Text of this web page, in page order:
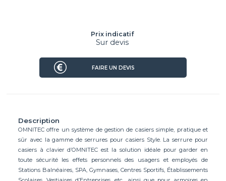
Description
OMNITEC offre un système de gestion de casiers simple, pratique et
sûr avec la gamme de serrures pour casiers Style. La serrure pour
casiers à clavier d’OMNITEC est la solution idéale pour garder en
toute sécurité les effets personnels des usagers et employés de
Stations Balnéaires, SPA, Gymnases, Centres Sportifs, Établissements
Prix indicatif
Sur devis
FAIRE UN DEVIS